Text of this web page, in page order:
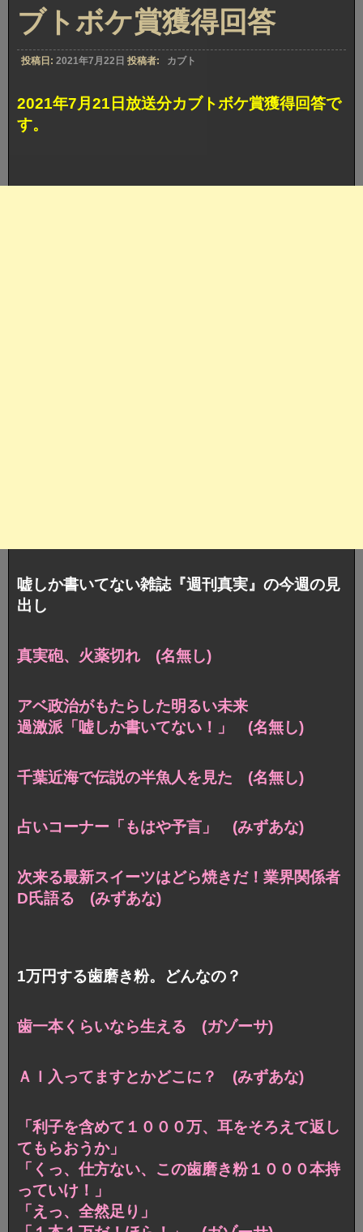
ブトボケ賞獲得回答
投稿日: 2021年7月22日 投稿者: カブト
2021年7月21日放送分カブトボケ賞獲得回答で
す。
嘘しか書いてない雑誌『週刊真実』の今週の見
出し
真実砲、火薬切れ (名無し)
アベ政治がもたらした明るい未来
過激派「嘘しか書いてない！」 (名無し)
千葉近海で伝説の半魚人を見た (名無し)
占いコーナー「もはや予言」 (みずあな)
次来る最新スイーツはどら焼きだ！業界関係者
D氏語る (みずあな)
1万円する歯磨き粉。どんなの？
歯一本くらいなら生える (ガゾーサ)
ＡＩ入ってますとかどこに？ (みずあな)
「利子を含めて１０００万、耳をそろえて返し
てもらおうか」
「くっ、仕方ない、この歯磨き粉１０００本持
っていけ！」
「えっ、全然足り」